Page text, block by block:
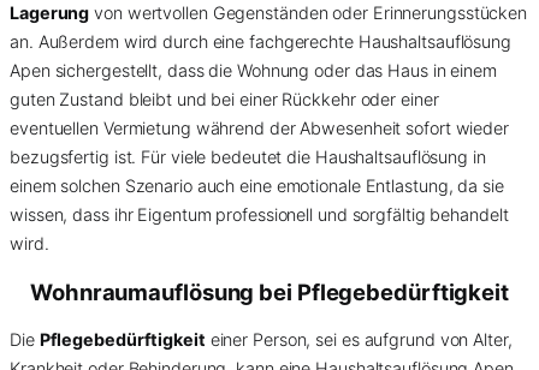
Lagerung von wertvollen Gegenständen oder Erinnerungsstücken
an. Außerdem wird durch eine fachgerechte Haushaltsauflösung
Apen sichergestellt, dass die Wohnung oder das Haus in einem
guten Zustand bleibt und bei einer Rückkehr oder einer
eventuellen Vermietung während der Abwesenheit sofort wieder
bezugsfertig ist. Für viele bedeutet die Haushaltsauflösung in
einem solchen Szenario auch eine emotionale Entlastung, da sie
wissen, dass ihr Eigentum professionell und sorgfältig behandelt
wird.
Wohnraumauflösung bei Pflegebedürftigkeit
Die Pflegebedürftigkeit einer Person, sei es aufgrund von Alter,